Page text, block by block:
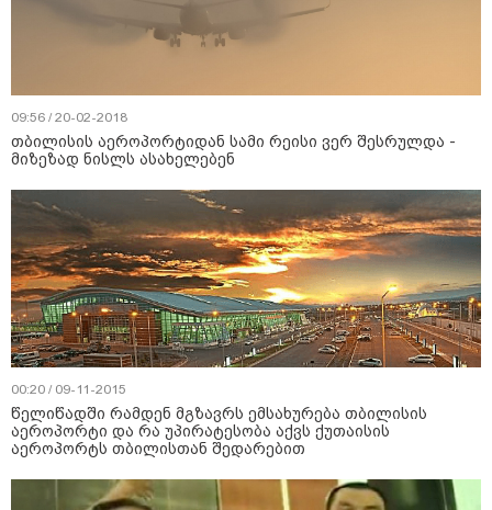
09:56 / 20-02-2018
თბილისის აეროპორტიდან სამი რეისი ვერ შესრულდა -
მიზეზად ნისლს ასახელებენ
00:20 / 09-11-2015
წელიწადში რამდენ მგზავრს ემსახურება თბილისის
აეროპორტი და რა უპირატესობა აქვს ქუთაისის
აეროპორტს თბილისთან შედარებით